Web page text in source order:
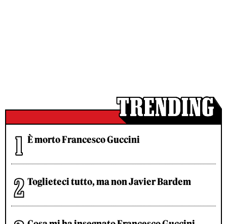
È morto Francesco Guccini
Toglieteci tutto, ma non Javier Bardem